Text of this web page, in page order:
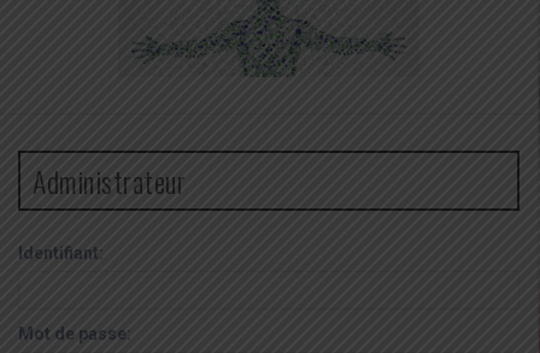
Administrateur
Identifiant:
Mot de passe: